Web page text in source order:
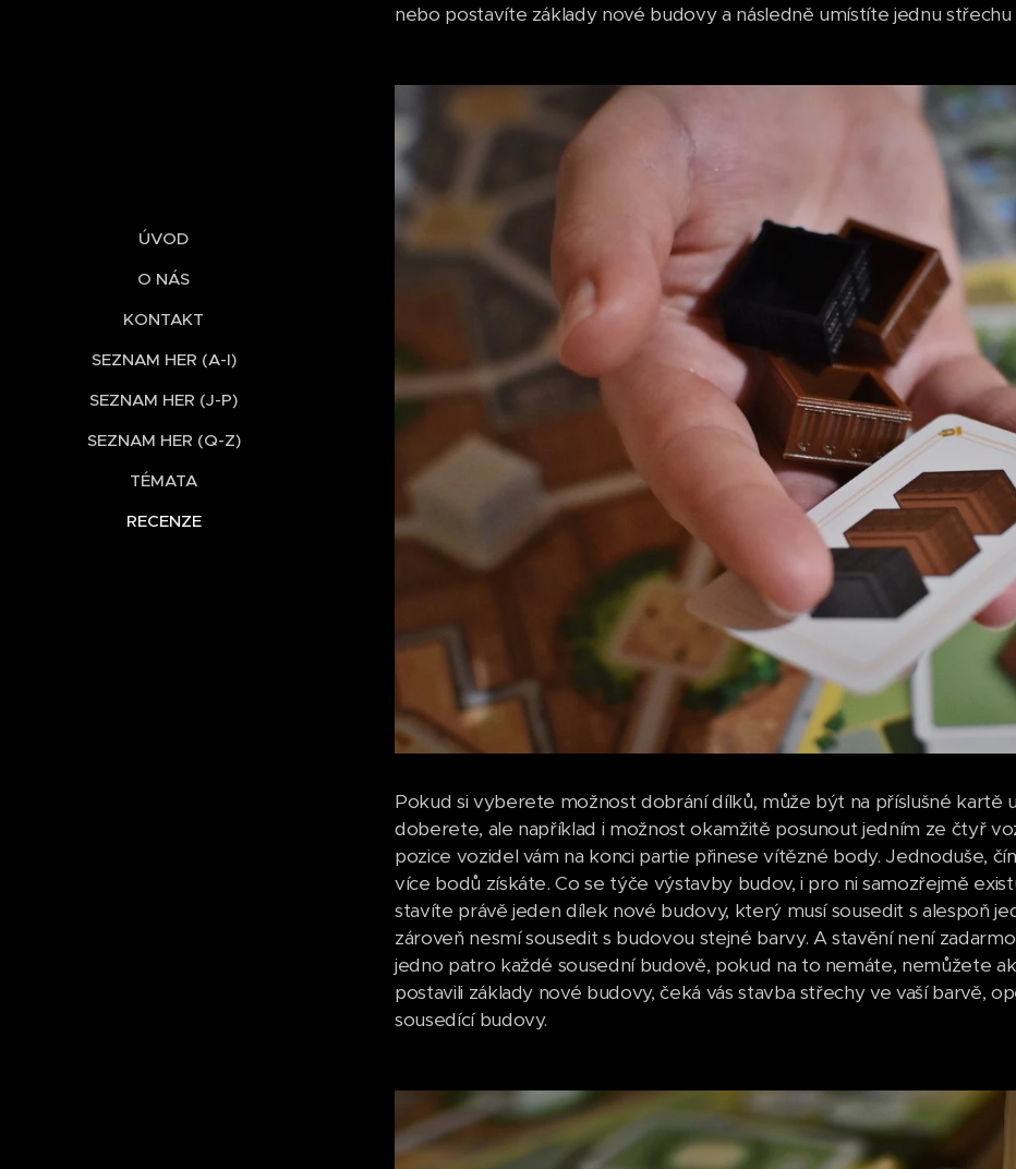
ÚVOD
O NÁS
KONTAKT
SEZNAM HER (A-I)
SEZNAM HER (J-P)
SEZNAM HER (Q-Z)
TÉMATA
RECENZE
nebo postavíte základy nové budovy a následně umístíte jednu střechu
Pokud si vyberete možnost dobrání dílků, může být na příslušné kartě
doberete, ale například i možnost okamžitě posunout jedním ze čtyř
pozice vozidel vám na konci partie přinese vítězné body. Jednoduše,
více bodů získáte. Co se týče výstavby budov, i pro ni samozřejmě
stavíte právě jeden dílek nové budovy, který musí sousedit s alespoň
zároveň nesmí sousedit s budovou stejné barvy. A stavění není
jedno patro každé sousední budově, pokud na to nemáte, nemůžete
postavili základy nové budovy, čeká vás stavba střechy ve vaší barvě,
sousedící budovy.